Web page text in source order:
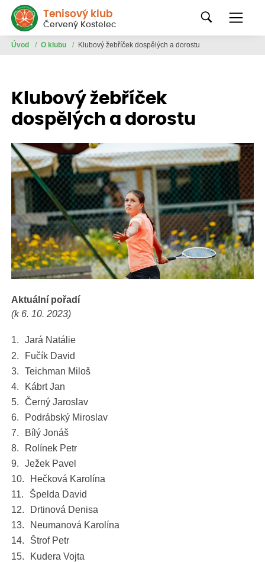
Tenisový klub
Červený Kostelec
Úvod / O klubu / Klubový žebříček dospělých a dorostu
Klubový žebříček
dospělých a dorostu
Aktuální pořadí
(k 6. 10. 2023)
Jará Natálie
Fučík David
Teichman Miloš
Kábrt Jan
Černý Jaroslav
Podrábský Miroslav
Bílý Jonáš
Rolínek Petr
Ježek Pavel
Hečková Karolína
Špelda David
Drtinová Denisa
Neumanová Karolína
Štrof Petr
Kudera Vojta